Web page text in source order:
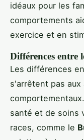
idéaux pour les
comportements
exercice et en
Différences entre
Les différences
s'arrêtent pas
santé et de soins
races, comme le